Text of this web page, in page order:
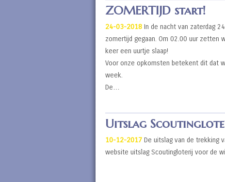
ZOMERTIJD start!
24-03-2018 In de nacht van zaterdag
zomertijd gegaan. Om 02.00 uur zetten
keer een uurtje slaap!
Voor onze opkomsten betekent dit dat
week.
De…
Uitslag
10-12-2017 De uitslag van de trekking
website uitslag Scoutingloterij voor de